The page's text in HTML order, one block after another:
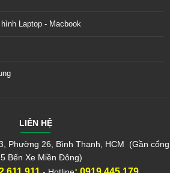
Laptop - Macbook
LIÊN HỆ
Phường 26, Bình Thạnh, HCM (Gần cổng
Bến Xe Miền Đông)